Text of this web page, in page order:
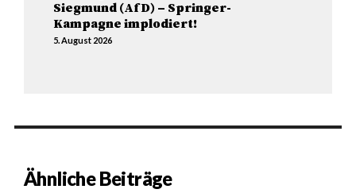
Siegmund (AfD) – Springer-
Kampagne implodiert!
5. August 2026
Ähnliche Beiträge